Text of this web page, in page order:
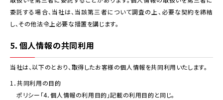
委託する場合、当社は、当該第三者について調査の上、必要な契約を締結
し、その他法令上必要な措置を講じます。
5．個人情報の共同利用
当社は、以下のとおり、取得したお客様の個人情報を共同利用いたします。
1．共同利用の目的
ポリシー「4．個人情報の利用目的」記載の利用目的と同じ。